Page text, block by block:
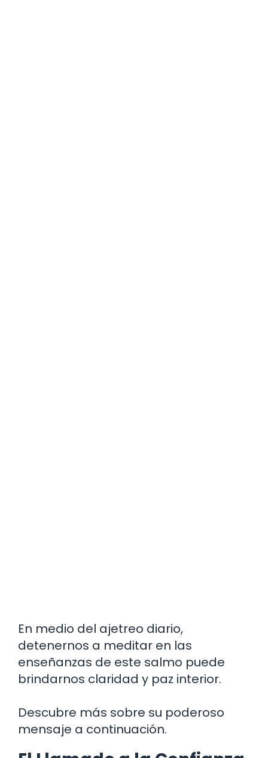
En medio del ajetreo diario,
detenernos a meditar en las
enseñanzas de este salmo puede
brindarnos claridad y paz interior.
Descubre más sobre su poderoso
mensaje a continuación.